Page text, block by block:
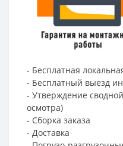
- Бесплатная
- Бесплатный выезд
- Утверждение
осмотра)
- Сборка заказа
- Доставка